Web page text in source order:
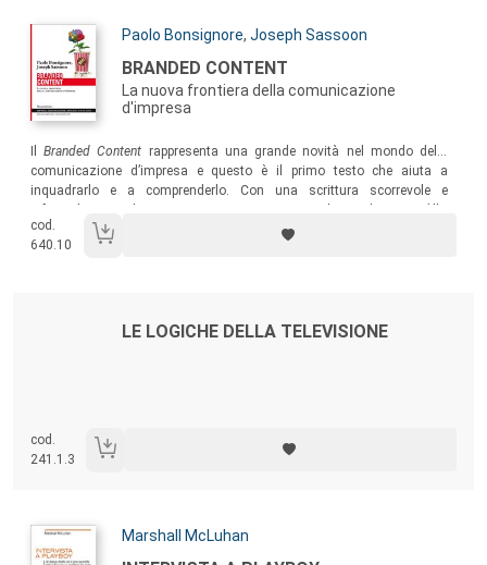
Autori:
Paolo Bonsignore, Joseph Sassoon
Titolo:
BRANDED CONTENT
La nuova frontiera della comunicazione
d'impresa
Sommario:
IlBranded Content rappresenta una grande novità nel mondo della
comunicazione d’impresa e questo è il primo testo che aiuta a
inquadrarlo e a comprenderlo. Con una scrittura scorrevole e
Hyunday, CocaCola, Lacta Greece, Ibm) e interviste ai maggiori esperti
sul tema.
cod.
640.10
Autori:
Titolo:
LE LOGICHE DELLA TELEVISIONE
cod.
241.1.3
Autori:
Marshall McLuhan